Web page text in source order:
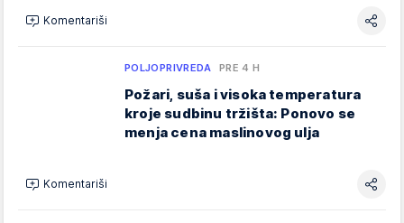
Komentariši
POLJOPRIVREDA PRE 4 H
Požari, suša i visoka temperatura
kroje sudbinu tržišta: Ponovo se
menja cena maslinovog ulja
Komentariši